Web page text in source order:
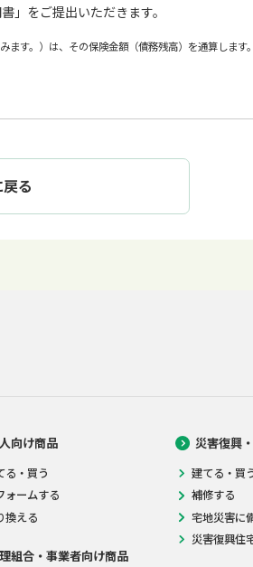
」をご提出いただきます。
す。）は、その保険金額（債務残高）を通算します。
る
向け商品
る・買う
ォームする
換える
組合・事業者向け商品
災害復興
建てる・買
補修する
宅地災害に
災害復興住